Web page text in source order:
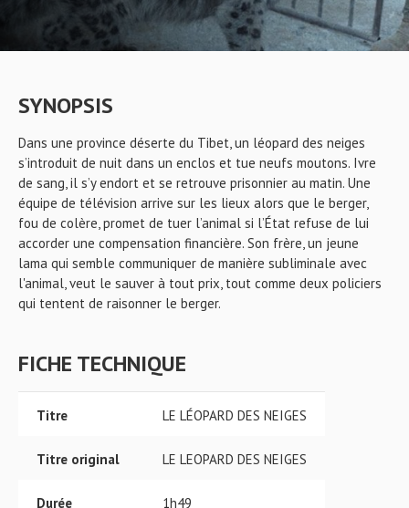
SYNOPSIS
Dans une province déserte du Tibet, un léopard des neiges
s’introduit de nuit dans un enclos et tue neufs moutons. Ivre
de sang, il s’y endort et se retrouve prisonnier au matin. Une
équipe de télévision arrive sur les lieux alors que le berger,
fou de colère, promet de tuer l’animal si l’État refuse de lui
accorder une compensation financière. Son frère, un jeune
lama qui semble communiquer de manière subliminale avec
l'animal, veut le sauver à tout prix, tout comme deux policiers
qui tentent de raisonner le berger.
FICHE TECHNIQUE
Titre LE LÉOPARD DES NEIGES
Titre original LE LEOPARD DES NEIGES
Durée 1h49